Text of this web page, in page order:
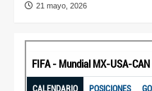
21 mayo, 2026